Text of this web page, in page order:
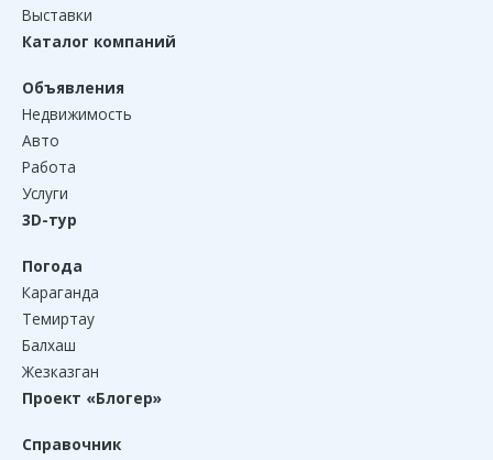
Выставки
Каталог компаний
Объявления
Недвижимость
Авто
Работа
Услуги
3D-тур
Погода
Караганда
Темиртау
Балхаш
Жезказган
Проект «Блогер»
Справочник